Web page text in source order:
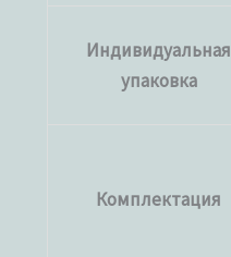
Индивидуальная
упаковка
Комплектация